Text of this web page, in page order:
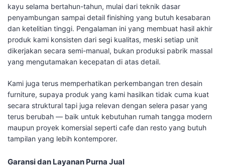
kayu selama bertahun-tahun, mulai dari teknik dasar
penyambungan sampai detail finishing yang butuh kesabaran
dan ketelitian tinggi. Pengalaman ini yang membuat hasil akhir
produk kami konsisten dari segi kualitas, meski setiap unit
dikerjakan secara semi-manual, bukan produksi pabrik massal
yang mengutamakan kecepatan di atas detail.
Kami juga terus memperhatikan perkembangan tren desain
furniture, supaya produk yang kami hasilkan tidak cuma kuat
secara struktural tapi juga relevan dengan selera pasar yang
terus berubah — baik untuk kebutuhan rumah tangga modern
maupun proyek komersial seperti cafe dan resto yang butuh
tampilan yang lebih kontemporer.
Garansi dan Layanan Purna Jual